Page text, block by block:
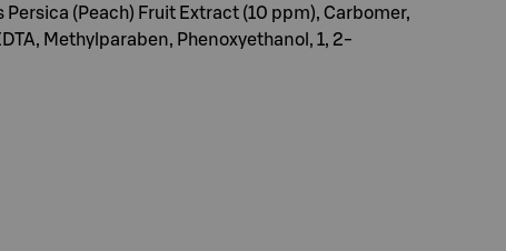
(Peach) Fruit Extract (10 ppm), Carbomer,
Methylparaben, Phenoxyethanol, 1, 2-